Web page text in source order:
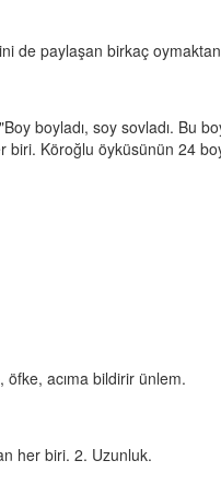
de paylaşan birkaç
boyladı, soy sovladı. Bu
Köroğlu öyküsünün 24
acıma bildirir ünlem.
her biri. 2. Uzunluk.